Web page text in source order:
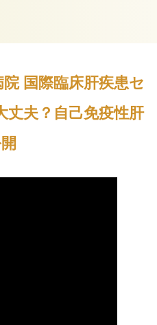
国際臨床肝疾患セ
丈夫？自己免疫性肝